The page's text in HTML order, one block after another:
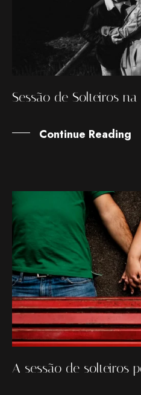
Sessão de Solteiros
Continue Reading
A sessão de solteiros